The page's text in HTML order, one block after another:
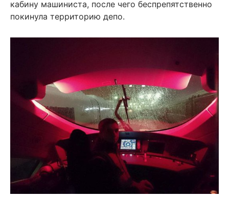
кабину машиниста, после чего беспрепятственно
покинула территорию депо.